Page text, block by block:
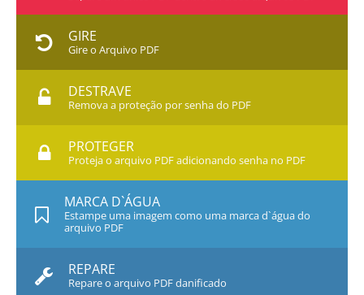
GIRE
Gire o Arquivo PDF
DESTRAVE
Remova a proteção por senha do PDF
PROTEGER
Proteja o arquivo PDF adicionando senha no PDF
MARCA D`ÁGUA
Estampe uma imagem como uma marca d`água do
arquivo PDF
REPARE
Repare o arquivo PDF danificado